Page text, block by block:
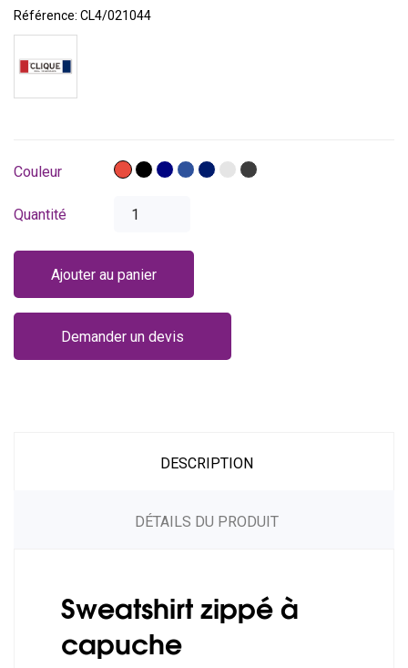
Référence: CL4/021044
Couleur Rouge
NoirBleuBleuBleuGrisGris
Quantité
Ajouter au panier
Demander un devis
DESCRIPTION
DÉTAILS DU PRODUIT
Sweatshirt zippé à
capuche